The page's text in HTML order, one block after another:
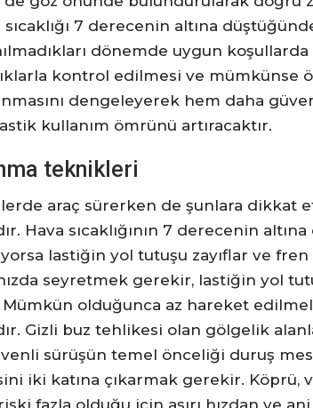
7 derecenin altına
dönemde uygun koşullarda
kontrol edilmesi ve mümkünse
dengeleyerek hem daha
kullanım ömrünü artıracaktır.
teknikleri
araç sürerken de şunlara dikkat
Hava sıcaklığının 7 derecenin
lastiğin yol tutuşu zayıflar ve
seyretmek gerekir, lastiğin yol
olduğunca az hareket
Gizli buz tehlikesi olan gölgelik
sürüşün temel önceliği duruş
iki katına çıkarmak gerekir. Köprü,
fazla olduğu için aşırı hızdan ve